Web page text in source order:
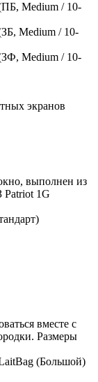
Medium / 10-
Medium / 10-
Medium / 10-
экранов
выполнен из
Patriot 1G
вместе с
Размеры
(Большой)